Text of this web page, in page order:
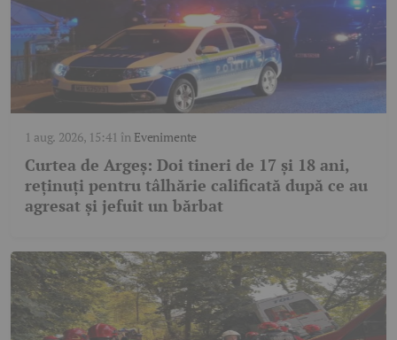
1 aug. 2026, 15:41 în Evenimente
Curtea de Argeș: Doi tineri de 17 și 18 ani,
reținuți pentru tâlhărie calificată după ce au
agresat și jefuit un bărbat